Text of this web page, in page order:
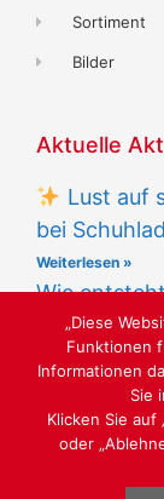
Sortiment
Bilder
Aktuelle
Lust auf
bei
Weiterlesen »
Wie
Weiterlesen »
„Diese
Funktionen
Informationen
Sie
Klicken Sie auf
oder